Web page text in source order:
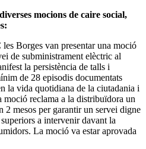
mocions de caire social,
Borges van presentar una moció
de subministrament elèctric al
la persistència de talls i
de 28 episodis documentats
la vida quotidiana de la ciutadania i
reclama a la distribuïdora un
2 mesos per garantir un servei digne
a intervenir davant la
La moció va estar aprovada